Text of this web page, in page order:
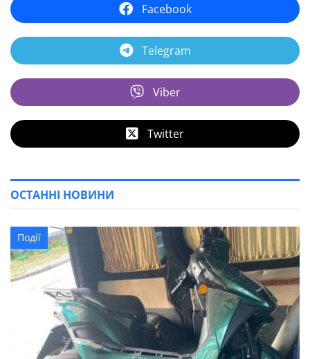
Facebook
Telegram
Viber
Twitter
ОСТАННІ НОВИНИ
Події